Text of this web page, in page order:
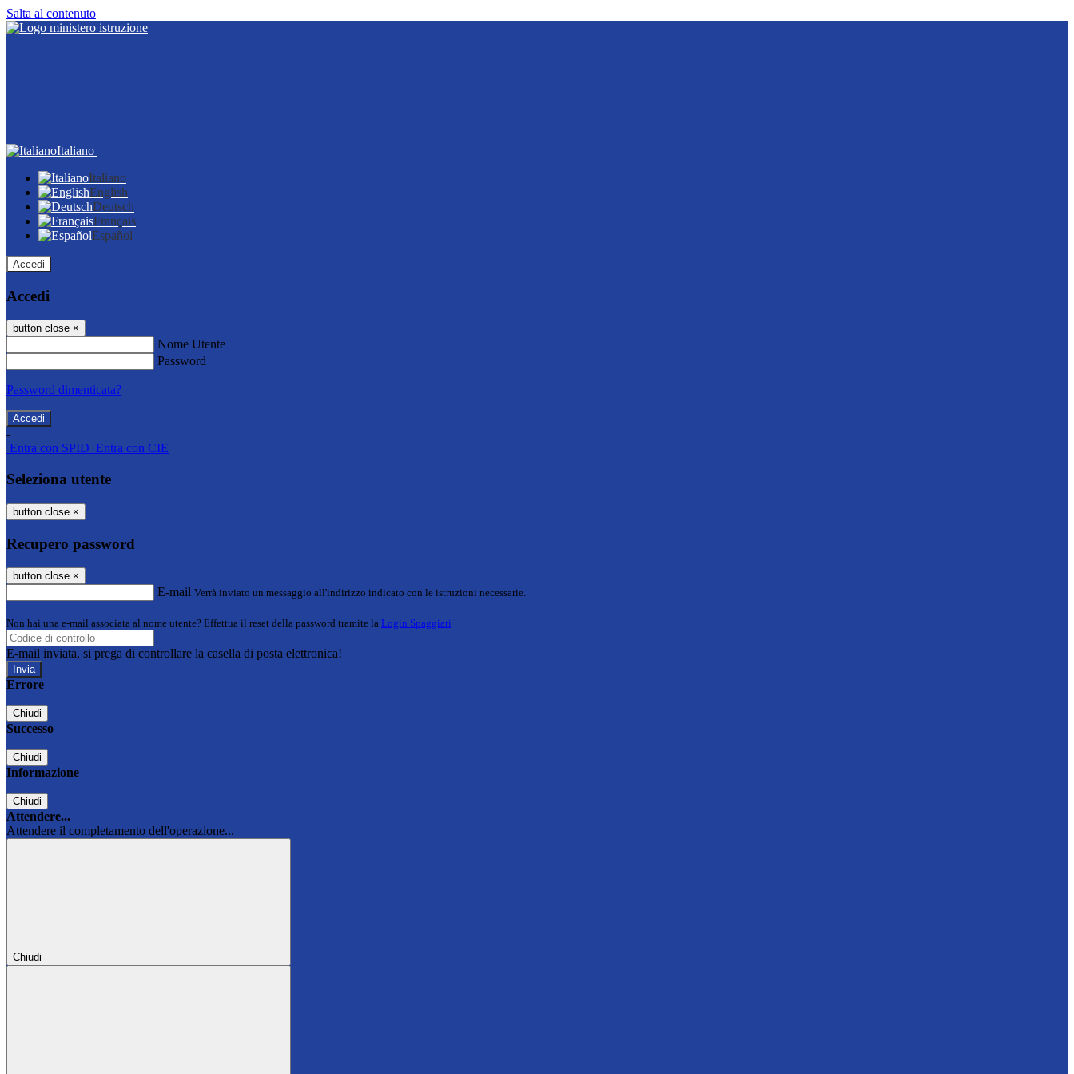
Salta al contenuto
Italiano
Italiano
English
Deutsch
Français
Español
Accedi
Accedi
button close ×
Nome Utente
Password
Password dimenticata?
-
Entra con SPID Entra con CIE
Seleziona utente
button close ×
Recupero password
button close ×
E-mail Verrà inviato un messaggio all'indirizzo indicato con le istruzioni necessarie.
Non hai una e-mail associata al nome utente? Effettua il reset della password tramite la Login Spaggiari
E-mail inviata, si prega di controllare la casella di posta elettronica!
Errore
Chiudi
Successo
Chiudi
Informazione
Chiudi
Attendere...
Attendere il completamento dell'operazione...
Chiudi